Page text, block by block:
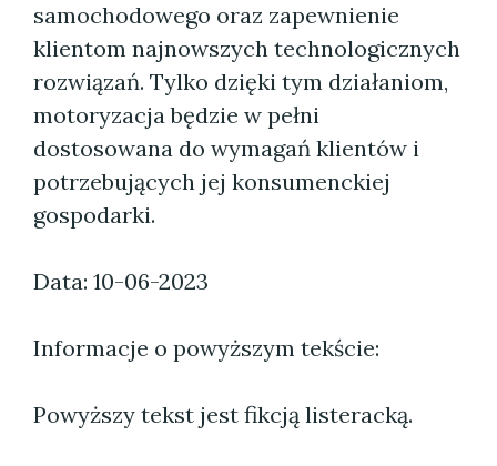
samochodowego oraz zapewnienie
klientom najnowszych technologicznych
rozwiązań. Tylko dzięki tym działaniom,
motoryzacja będzie w pełni
dostosowana do wymagań klientów i
potrzebujących jej konsumenckiej
gospodarki.
Data: 10-06-2023
Informacje o powyższym tekście:
Powyższy tekst jest fikcją listeracką.